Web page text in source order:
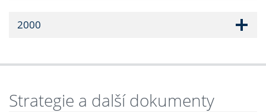
2000
Strategie a další dokumenty